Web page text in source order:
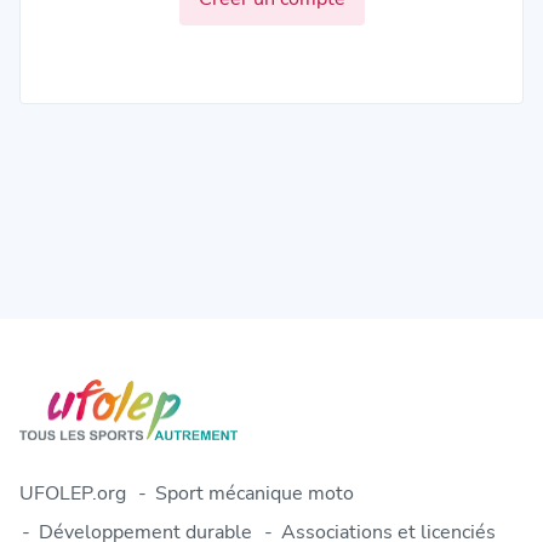
UFOLEP.org
Sport mécanique moto
Développement durable
Associations et licenciés